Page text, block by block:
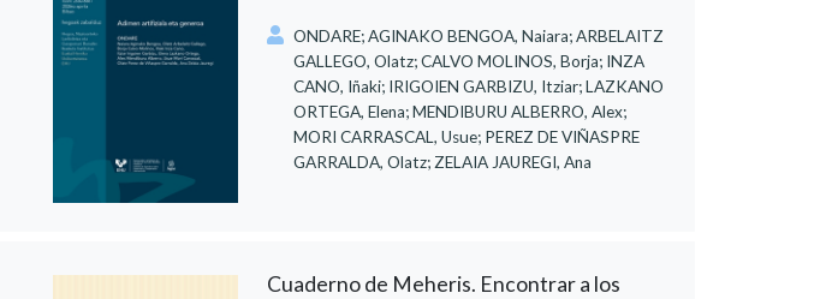
ONDARE; AGINAKO BENGOA, Naiara; ARBELAITZ
GALLEGO, Olatz; CALVO MOLINOS, Borja; INZA
CANO, Iñaki; IRIGOIEN GARBIZU, Itziar; LAZKANO
ORTEGA, Elena; MENDIBURU ALBERRO, Alex;
MORI CARRASCAL, Usue; PEREZ DE VIÑASPRE
GARRALDA, Olatz; ZELAIA JAUREGI, Ana
Cuaderno de Meheris. Encontrar a los